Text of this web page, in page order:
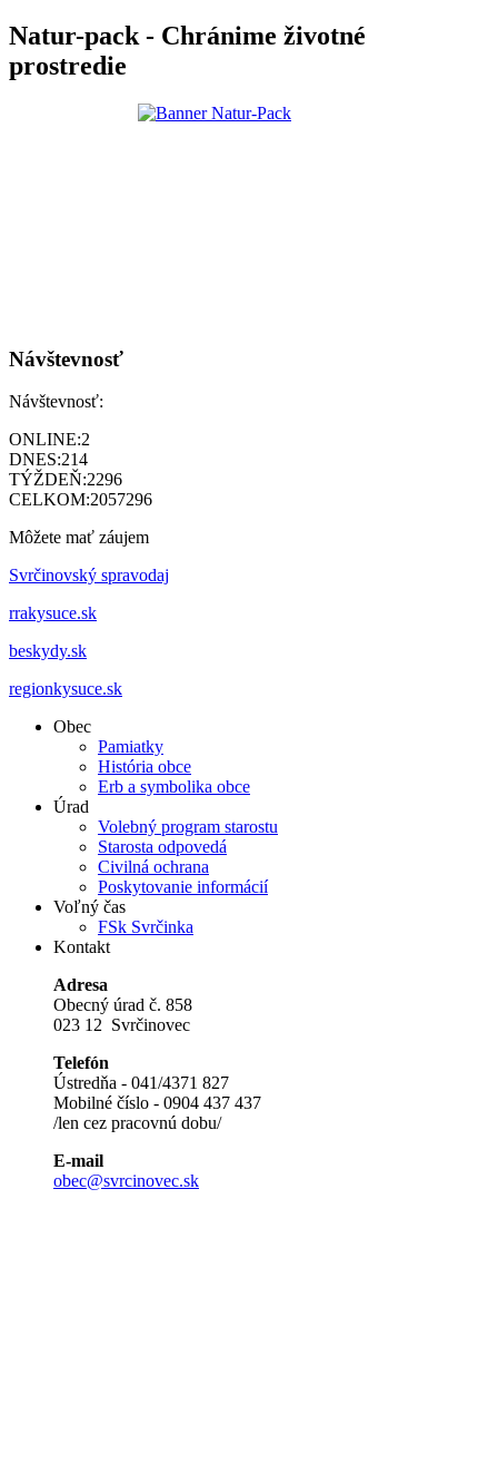
Natur-pack - Chránime životné
prostredie
Návštevnosť
Návštevnosť:
ONLINE:2
DNES:214
TÝŽDEŇ:2296
CELKOM:2057296
Môžete mať záujem
Svrčinovský spravodaj
rrakysuce.sk
beskydy.sk
regionkysuce.sk
Obec
Pamiatky
História obce
Erb a symbolika obce
Úrad
Volebný program starostu
Starosta odpovedá
Civilná ochrana
Poskytovanie informácií
Voľný čas
FSk Svrčinka
Kontakt
Adresa
Obecný úrad č. 858
023 12 Svrčinovec
Telefón
Ústredňa - 041/4371 827
Mobilné číslo - 0904 437 437
/len cez pracovnú dobu/
E-mail
obec@svrcinovec.sk